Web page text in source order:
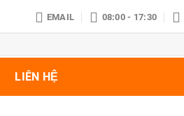
EMAIL 08:00 - 17:30
LIÊN HỆ